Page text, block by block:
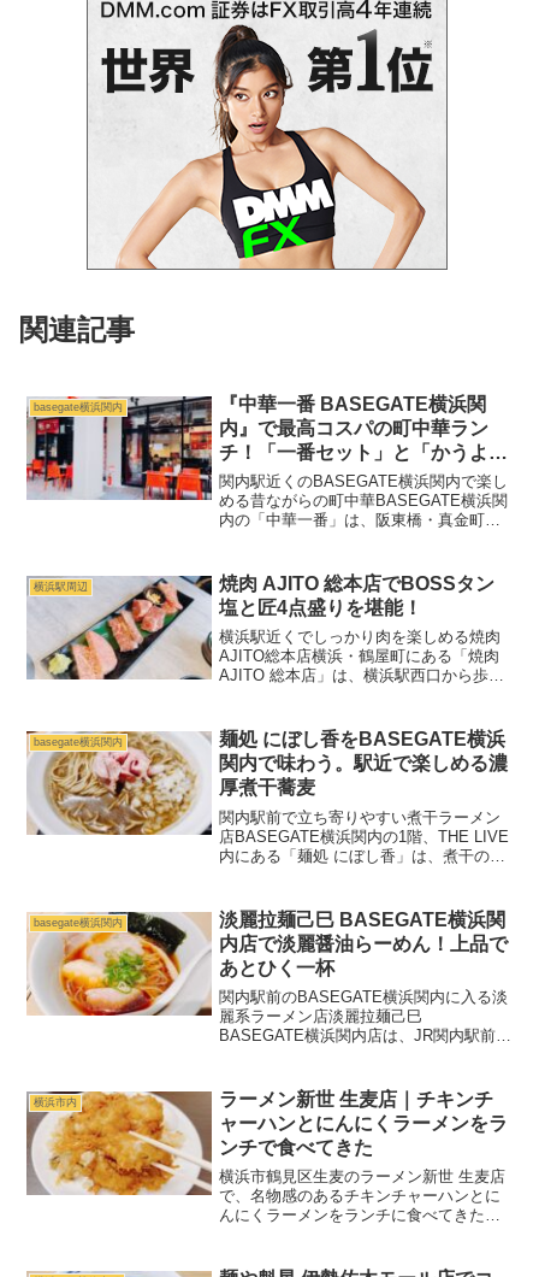
関連記事
basegate横浜関内
『中華一番 BASEGATE横浜関
内』で最高コスパの町中華ラン
チ！「一番セット」と「かうよ
麺」を実食
関内駅近くのBASEGATE横浜関内で楽し
める昔ながらの町中華BASEGATE横浜関
内の「中華一番」は、阪東橋・真金町で
の“早くて、うまくて、ボリュームたっぷ
り”な魅力を...
横浜駅周辺
焼肉 AJITO 総本店でBOSSタン
塩と匠4点盛りを堪能！
横浜駅近くでしっかり肉を楽しめる焼肉
AJITO総本店横浜・鶴屋町にある「焼肉
AJITO 総本店」は、横浜駅西口から歩い
だわりが前面に出たお店で、焼肉だけで
なく、タレ...
basegate横浜関内
麺処 にぼし香をBASEGATE横浜
関内で味わう。駅近で楽しめる濃
厚煮干蕎麦
関内駅前で立ち寄りやすい煮干ラーメン
店BASEGATE横浜関内の1階、THE LIVE
内にある「麺処 にぼし香」は、煮干のう
メンを看板にしており、こちらの店舗で
も煮干蕎...
basegate横浜関内
淡麗拉麺己巳 BASEGATE横浜関
内店で淡麗醤油らーめん！上品で
あとひく一杯
関内駅前のBASEGATE横浜関内に入る淡
麗系ラーメン店淡麗拉麺己巳
BASEGATE横浜関内店は、JR関内駅前の
「淡麗拉麺 己巳」の店舗で、鴨、鶏、豚
の旨みを重ね...
横浜市内
ラーメン新世 生麦店｜チキンチ
ャーハンとにんにくラーメンをラ
ンチで食べてきた
横浜市鶴見区生麦のラーメン新世 生麦店
で、名物感のあるチキンチャーハンとに
んにくラーメンをランチに食べてきた実